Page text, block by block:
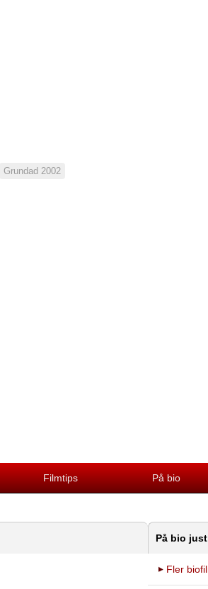
Grundad 2002
Filmtips På bio
På bio
Fler